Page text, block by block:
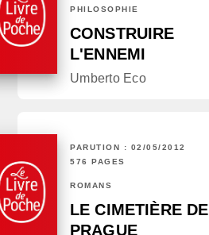
PHILOSOPHIE
CONSTRUIRE
L'ENNEMI
Umberto Eco
PARUTION : 02/05/2012
576 PAGES
ROMANS
LE CIMETIÈRE DE
PRAGUE